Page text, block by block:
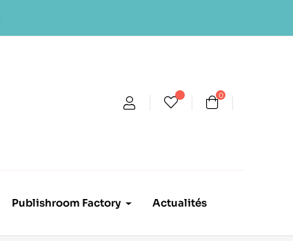
0
Publishroom Factory Actualités